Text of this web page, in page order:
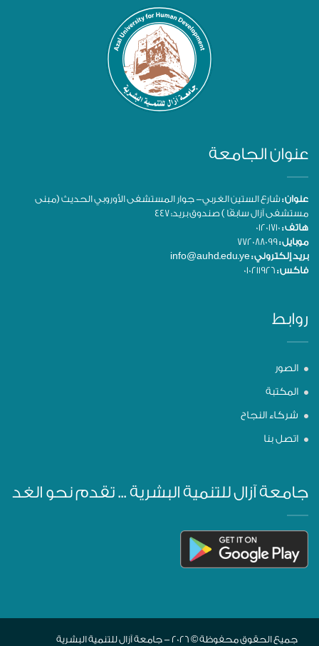
عنوان الجامعة
عنوان :شارع الستين الغربي- جوار المستشفى الأوروبي الحديث (مبنى
مستشفى آزال سابقًا ) صندوق بريد: 447
هاتف :
موبايل :
بريد إلكتروني :
فاكس :
روابط
الصور
المكتبة
شركاء النجاح
اتصل بنا
جامعة آزال للتنمية البشرية ... تقدم نحو الغد
جميع الحقوق محفوظة © 2026 - جامعة آزال للتنمية البشرية